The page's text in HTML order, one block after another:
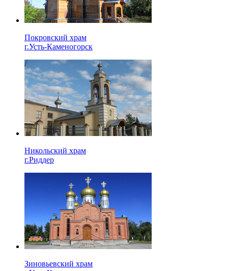
Покровский храм
г.Усть-Каменогорск
Никольский храм
г.Риддер
Зиновьевский храм